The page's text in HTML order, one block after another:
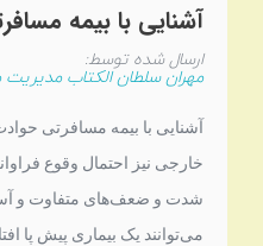
آشنایی با بیمه
ارسال شده توسط:
مهران سلطان الکتاب مدیریت
آشنایی با بیمه مسافرتی
خارجی نیز احتمال وقوع
شدت و ضعف‌های متفاوت و
می‌توانند یک بیماری پیش پا